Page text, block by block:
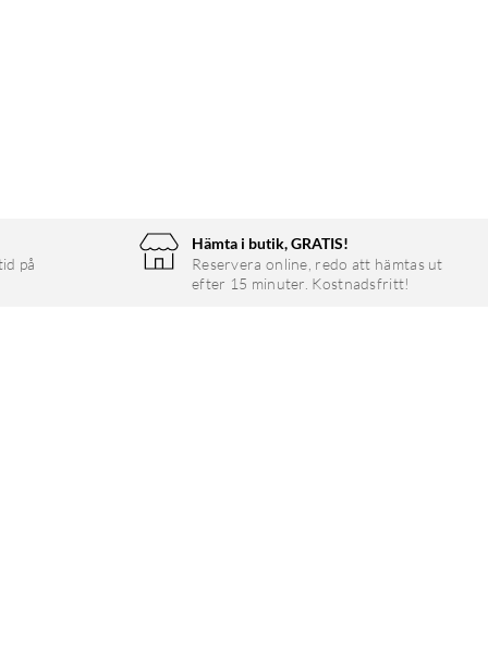
på
Hämta i butik, GRATIS!
Reservera online, redo att hämtas ut
efter 15 minuter. Kostnadsfritt!